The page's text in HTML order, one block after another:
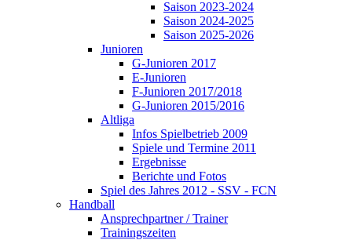
Saison 2023-2024
Saison 2024-2025
Saison 2025-2026
Junioren
G-Junioren 2017
E-Junioren
F-Junioren 2017/2018
G-Junioren 2015/2016
Altliga
Infos Spielbetrieb 2009
Spiele und Termine 2011
Ergebnisse
Berichte und Fotos
Spiel des Jahres 2012 - SSV - FCN
Handball
Ansprechpartner / Trainer
Trainingszeiten